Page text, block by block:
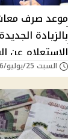
بالزيادة
الاستعلام عن
السبت 25/يوليو/2026 - 03:24 م